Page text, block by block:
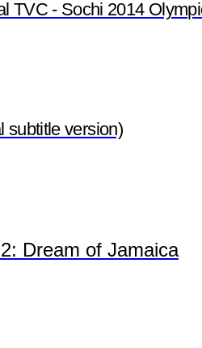
TVC - Sochi 2014
subtitle version)
Dream of Jamaica